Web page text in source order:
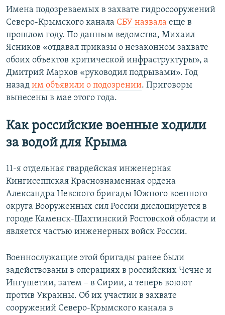
Имена подозреваемых в захвате гидросооружений
Северо-Крымского канала СБУ назвала еще в
прошлом году. По данным ведомства, Михаил
Ясников «отдавал приказы о незаконном захвате
обоих объектов критической инфраструктуры», а
Дмитрий Марков «руководил подрывами». Год
назад им объявили о подозрении. Приговоры
вынесены в мае этого года.
Как российские военные ходили
за водой для Крыма
11-я отдельная гвардейская инженерная
Кингисеппская Краснознаменная ордена
Александра Невского бригады Южного военного
округа Вооруженных сил России дислоцируется в
городе Каменск-Шахтинский Ростовской области и
является частью инженерных войск России.
Военнослужащие этой бригады ранее были
задействованы в операциях в российских Чечне и
Ингушетии, затем – в Сирии, а теперь воюют
против Украины. Об их участии в захвате
сооружений Северо-Крымского канала в